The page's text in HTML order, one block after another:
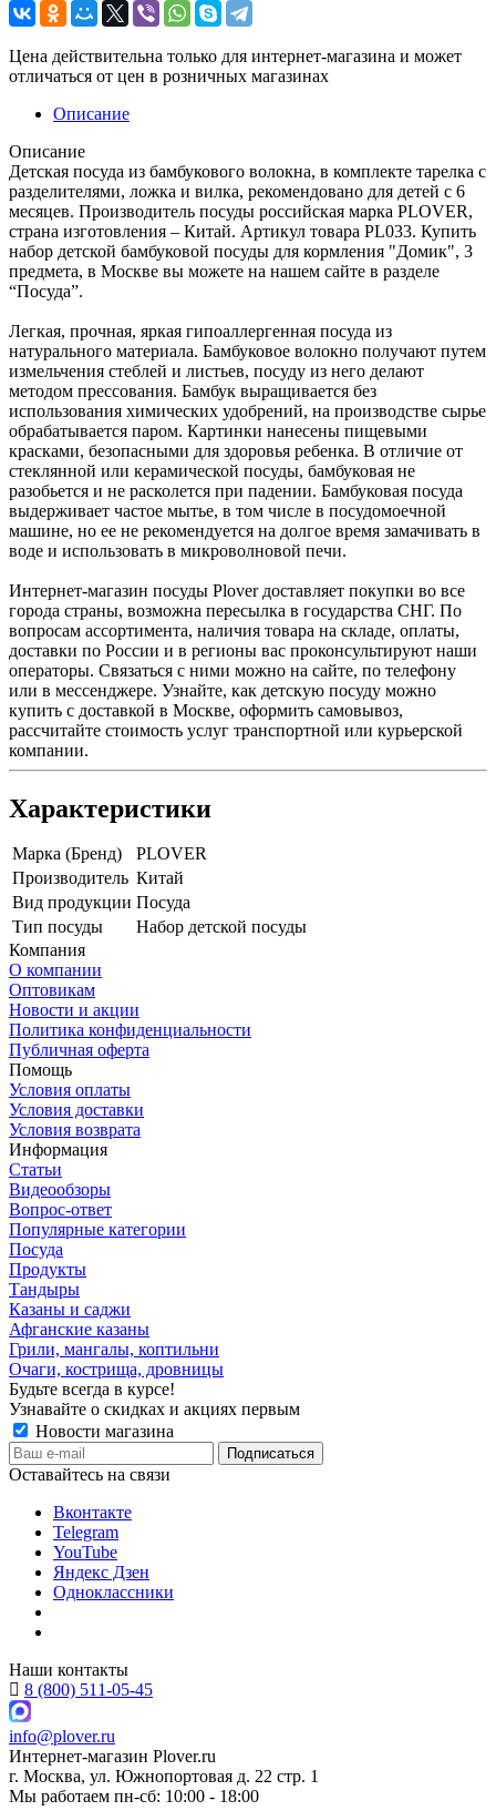
Цена действительна только для интернет-магазина и может
отличаться от цен в розничных магазинах
Описание
Описание
Детская посуда из бамбукового волокна, в комплекте тарелка с
разделителями, ложка и вилка, рекомендовано для детей с 6
месяцев. Производитель посуды российская марка PLOVER,
страна изготовления – Китай. Артикул товара PL033. Купить
набор детской бамбуковой посуды для кормления "Домик", 3
предмета, в Москве вы можете на нашем сайте в разделе
“Посуда”.
Легкая, прочная, яркая гипоаллергенная посуда из
натурального материала. Бамбуковое волокно получают путем
измельчения стеблей и листьев, посуду из него делают
методом прессования. Бамбук выращивается без
использования химических удобрений, на производстве сырье
обрабатывается паром. Картинки нанесены пищевыми
красками, безопасными для здоровья ребенка. В отличие от
стеклянной или керамической посуды, бамбуковая не
разобьется и не расколется при падении. Бамбуковая посуда
выдерживает частое мытье, в том числе в посудомоечной
машине, но ее не рекомендуется на долгое время замачивать в
воде и использовать в микроволновой печи.
Интернет-магазин посуды Plover доставляет покупки во все
города страны, возможна пересылка в государства СНГ. По
вопросам ассортимента, наличия товара на складе, оплаты,
доставки по России и в регионы вас проконсультируют наши
операторы. Связаться с ними можно на сайте, по телефону
или в мессенджере. Узнайте, как детскую посуду можно
купить с доставкой в Москве, оформить самовывоз,
рассчитайте стоимость услуг транспортной или курьерской
компании.
Характеристики
Марка (Бренд)
PLOVER
Производитель Китай
Вид продукции Посуда
Тип посуды
Набор детской посуды
Компания
О компании
Оптовикам
Новости и акции
Политика конфиденциальности
Публичная оферта
Помощь
Условия оплаты
Условия доставки
Условия возврата
Информация
Статьи
Видеообзоры
Вопрос-ответ
Популярные категории
Посуда
Продукты
Тандыры
Казаны и саджи
Афганские казаны
Грили, мангалы, коптильни
Очаги, кострища, дровницы
Будьте всегда в курсе!
Узнавайте о скидках и акциях первым
Новости магазина
Оставайтесь на связи
Вконтакте
Telegram
YouTube
Яндекс Дзен
Одноклассники
Наши контакты
8 (800) 511-05-45
info@plover.ru
Интернет-магазин Plover.ru
г. Москва, ул. Южнопортовая д. 22 стр. 1
Мы работаем пн-сб: 10:00 - 18:00